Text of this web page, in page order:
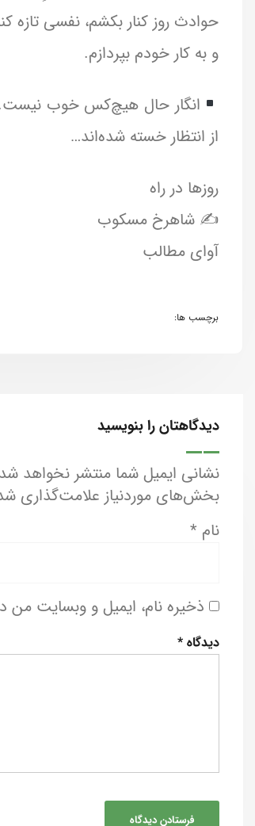
حوادث روز کنار بکشم، نفسی تازه
و به کار خودم بپردازم.
انگار حال هیچ‌کس خوب نیست.
از انتظار خسته شده‌اند…
روزها در راه
✍ شاهرخ مسکوب
آوای مطالب
برچسب ها:
دیدگاهتان را بنویسید
نشانی ایمیل شما منتشر نخواهد
بخش‌های موردنیاز علامت‌گذاری
نام *
ذخیره نام، ایمیل و وبسایت من
دیدگاه*